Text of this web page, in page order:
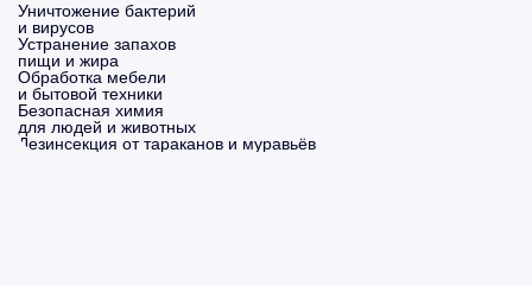
Уничтожение бактерий
и вирусов
Устранение запахов
пищи и жира
Обработка мебели
и бытовой техники
Безопасная химия
для людей и животных
Дезинсекция от тараканов и муравьёв